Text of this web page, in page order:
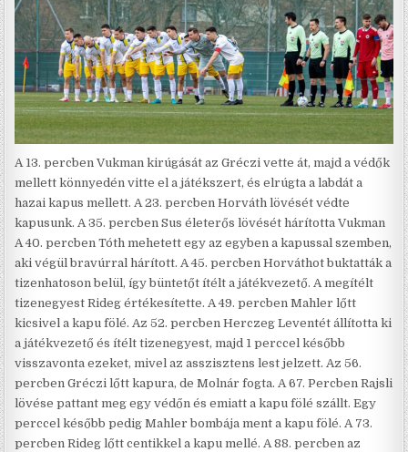
A 13. percben Vukman kirúgását az Gréczi vette át, majd a védők
mellett könnyedén vitte el a játékszert, és elrúgta a labdát a
hazai kapus mellett. A 23. percben Horváth lövését védte
kapusunk. A 35. percben Sus életerős lövését hárította Vukman
A 40. percben Tóth mehetett egy az egyben a kapussal szemben,
aki végül bravúrral hárított. A 45. percben Horváthot buktatták a
tizenhatoson belül, így büntetőt ítélt a játékvezető. A megítélt
tizenegyest Rideg értékesítette. A 49. percben Mahler lőtt
kicsivel a kapu fölé. Az 52. percben Herczeg Leventét állította ki
a játékvezető és ítélt tizenegyest, majd 1 perccel később
visszavonta ezeket, mivel az asszisztens lest jelzett. Az 56.
percben Gréczi lőtt kapura, de Molnár fogta. A 67. Percben Rajsli
lövése pattant meg egy védőn és emiatt a kapu fölé szállt. Egy
perccel később pedig Mahler bombája ment a kapu fölé. A 73.
percben Rideg lőtt centikkel a kapu mellé. A 88. percben az